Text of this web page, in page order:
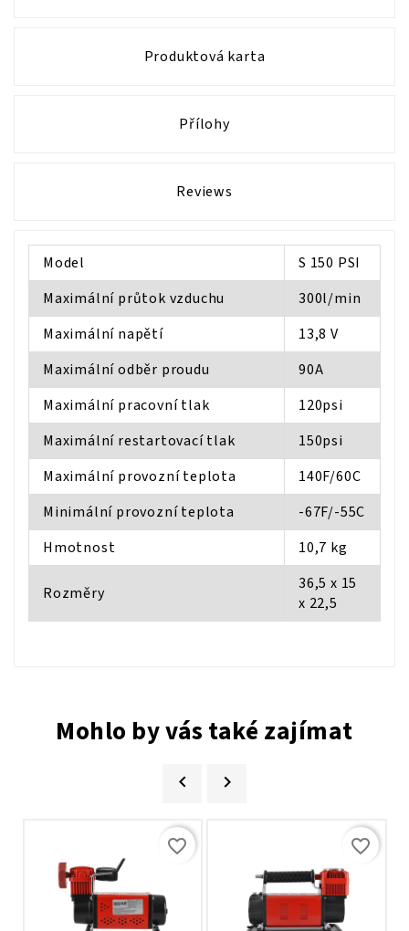
Produktová karta
Přílohy
Reviews
Model
S 150 PSI
Maximální průtok vzduchu
300l/min
Maximální napětí
13,8 V
Maximální odběr proudu
90A
Maximální pracovní tlak
120psi
Maximální restartovací tlak
150psi
Maximální provozní teplota
140F/60C
Minimální provozní teplota
-67F/-55C
Hmotnost
10,7 kg
Rozměry
36,5 x 15
x 22,5
Mohlo by vás také zajímat
 
favorite_border favorite_border